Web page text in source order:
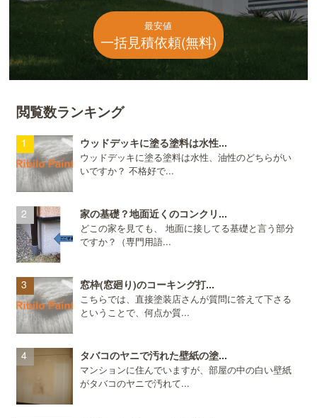
最安値
一括見積依頼(無料)
閲覧数ランキング
ウッドデッキに塗る塗料は水性...
ウッドデッキに塗る塗料は水性、油性のどちらがい
いですか？ 不格好で...
家の基礎？地面近くのコンクリ...
どこの家を見ても、 地面に接してる基礎と言う部分
ですか？（専門用語...
窓枠(窓廻り)のコーキング打...
こちらでは、直接塗装店さんが質問に答えて下さる
ということで、何点か質...
タバコのヤニで汚れた壁紙の塗...
マンションに住んでいますが、部屋の中の白い壁紙
がタバコのヤニで汚れて...